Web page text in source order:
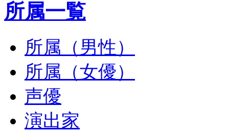
所属一覧
所属（男性）
所属（女優）
声優
演出家